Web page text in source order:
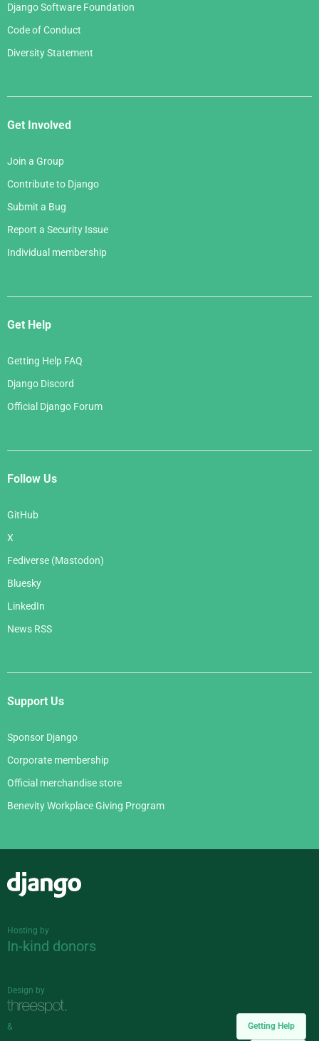
Getting Help
Django Software Foundation
Code of Conduct
Diversity Statement
Get Involved
Join a Group
Contribute to Django
Submit a Bug
Report a Security Issue
Individual membership
Get Help
Getting Help FAQ
Django Discord
Official Django Forum
Follow Us
GitHub
X
Fediverse (Mastodon)
Bluesky
LinkedIn
News RSS
Support Us
Sponsor Django
Corporate membership
Official merchandise store
Benevity Workplace Giving Program
Hosting by
In-kind donors
Design by
&